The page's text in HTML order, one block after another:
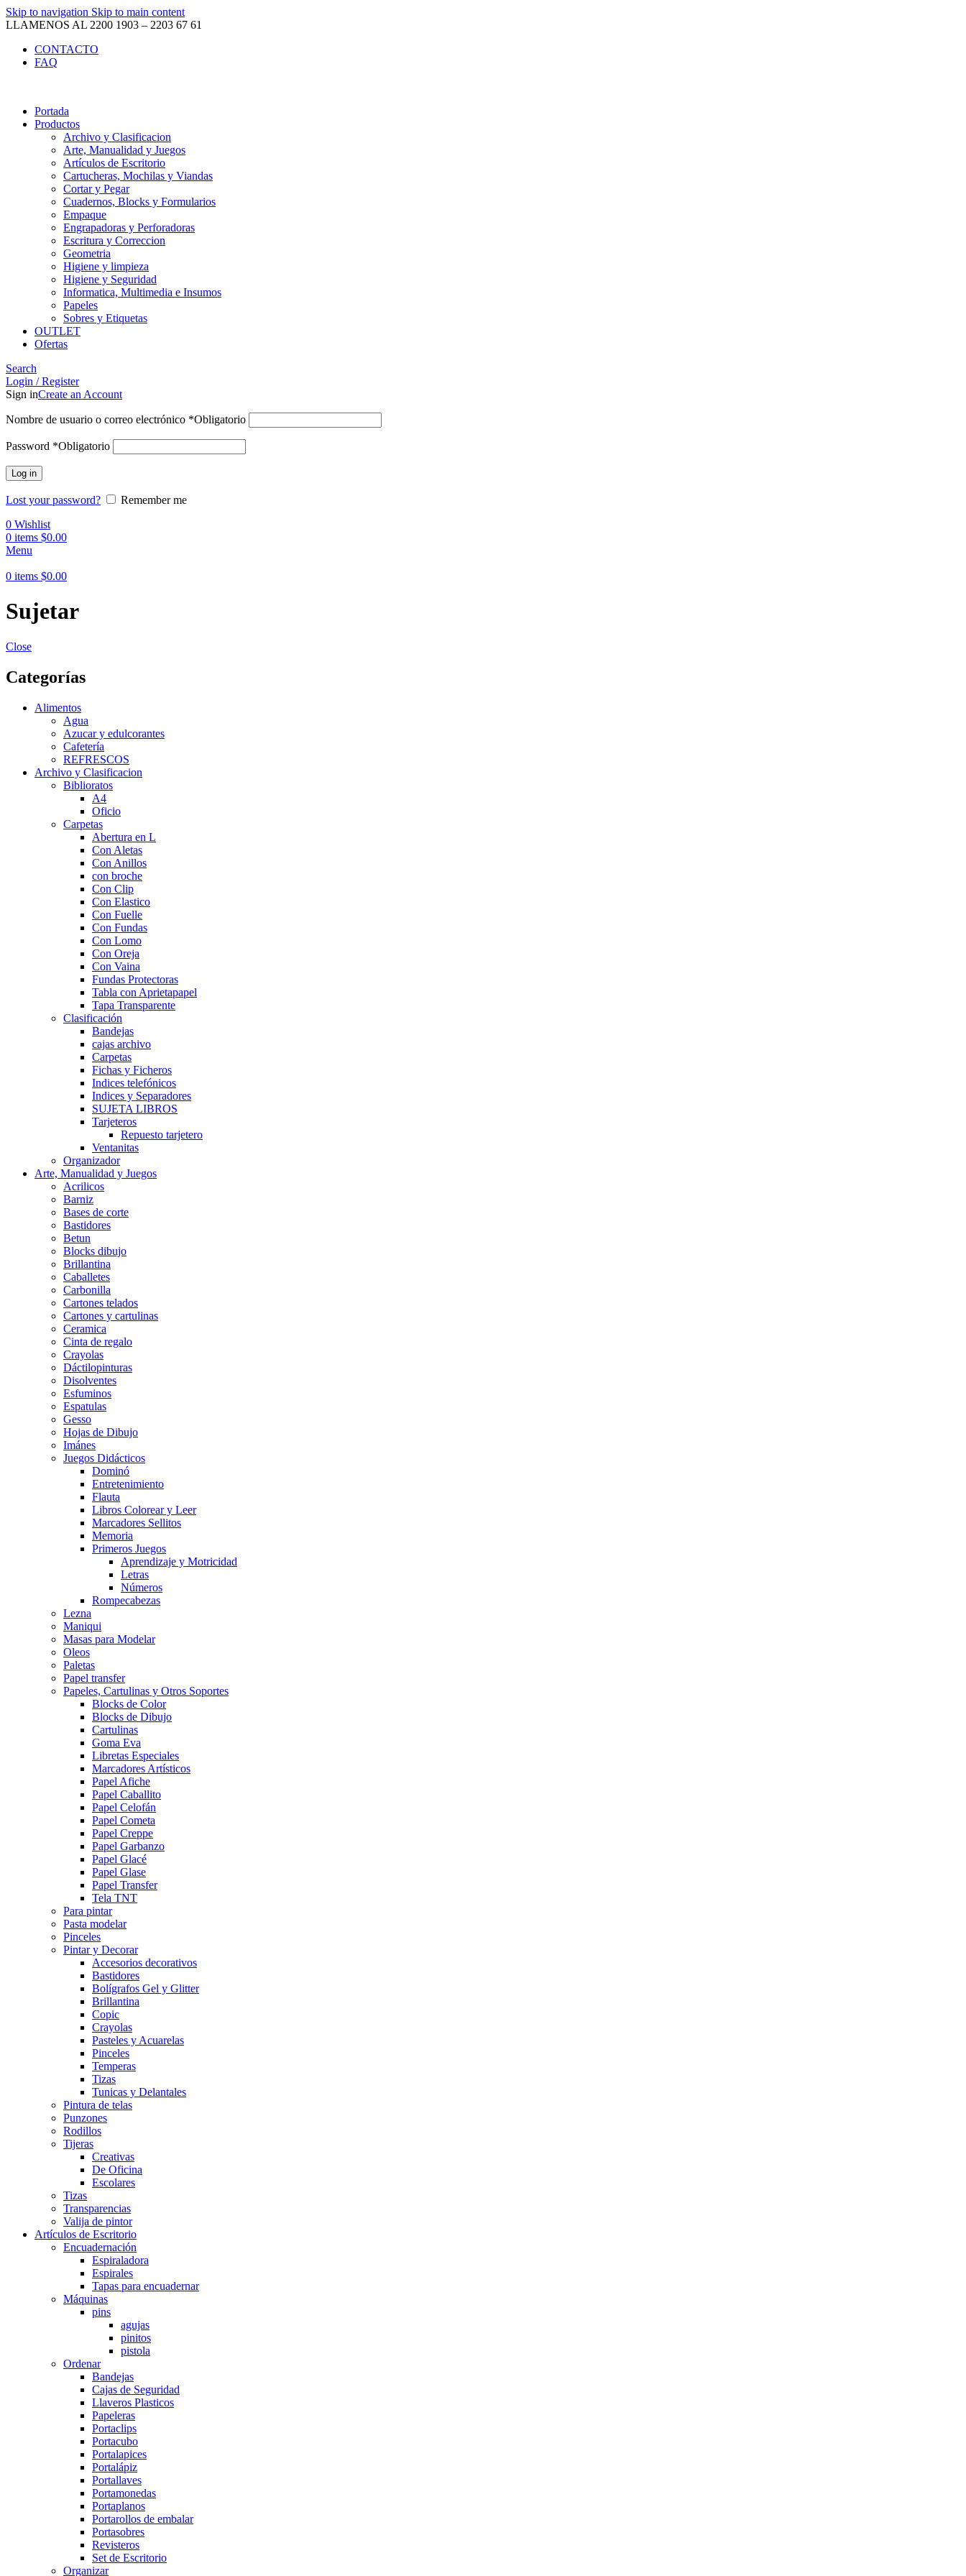
Skip to navigation Skip to main content
LLAMENOS AL 2200 1903 – 2203 67 61
CONTACTO
FAQ
Portada
Productos
Archivo y Clasificacion
Arte, Manualidad y Juegos
Artículos de Escritorio
Cartucheras, Mochilas y Viandas
Cortar y Pegar
Cuadernos, Blocks y Formularios
Empaque
Engrapadoras y Perforadoras
Escritura y Correccion
Geometria
Higiene y limpieza
Higiene y Seguridad
Informatica, Multimedia e Insumos
Papeles
Sobres y Etiquetas
OUTLET
Ofertas
Search
Login / Register
Sign inCreate an Account
Nombre de usuario o correo electrónico *Obligatorio
Password *Obligatorio
Log in
Lost your password?
Remember me
0 Wishlist
0 items $0.00
Menu
0 items $0.00
Sujetar
Close
Categorías
Alimentos
Agua
Azucar y edulcorantes
Cafetería
REFRESCOS
Archivo y Clasificacion
Biblioratos
A4
Oficio
Carpetas
Abertura en L
Con Aletas
Con Anillos
con broche
Con Clip
Con Elastico
Con Fuelle
Con Fundas
Con Lomo
Con Oreja
Con Vaina
Fundas Protectoras
Tabla con Aprietapapel
Tapa Transparente
Clasificación
Bandejas
cajas archivo
Carpetas
Fichas y Ficheros
Indices telefónicos
Indices y Separadores
SUJETA LIBROS
Tarjeteros
Repuesto tarjetero
Ventanitas
Organizador
Arte, Manualidad y Juegos
Acrilicos
Barniz
Bases de corte
Bastidores
Betun
Blocks dibujo
Brillantina
Caballetes
Carbonilla
Cartones telados
Cartones y cartulinas
Ceramica
Cinta de regalo
Crayolas
Dáctilopinturas
Disolventes
Esfuminos
Espatulas
Gesso
Hojas de Dibujo
Imánes
Juegos Didácticos
Dominó
Entretenimiento
Flauta
Libros Colorear y Leer
Marcadores Sellitos
Memoria
Primeros Juegos
Aprendizaje y Motricidad
Letras
Números
Rompecabezas
Lezna
Maniqui
Masas para Modelar
Oleos
Paletas
Papel transfer
Papeles, Cartulinas y Otros Soportes
Blocks de Color
Blocks de Dibujo
Cartulinas
Goma Eva
Libretas Especiales
Marcadores Artísticos
Papel Afiche
Papel Caballito
Papel Celofán
Papel Cometa
Papel Creppe
Papel Garbanzo
Papel Glacé
Papel Glase
Papel Transfer
Tela TNT
Para pintar
Pasta modelar
Pinceles
Pintar y Decorar
Accesorios decorativos
Bastidores
Bolígrafos Gel y Glitter
Brillantina
Copic
Crayolas
Pasteles y Acuarelas
Pinceles
Temperas
Tizas
Tunicas y Delantales
Pintura de telas
Punzones
Rodillos
Tijeras
Creativas
De Oficina
Escolares
Tizas
Transparencias
Valija de pintor
Artículos de Escritorio
Encuadernación
Espiraladora
Espirales
Tapas para encuadernar
Máquinas
pins
agujas
pinitos
pistola
Ordenar
Bandejas
Cajas de Seguridad
Llaveros Plasticos
Papeleras
Portaclips
Portacubo
Portalapices
Portalápiz
Portallaves
Portamonedas
Portaplanos
Portarollos de embalar
Portasobres
Revisteros
Set de Escritorio
Organizar